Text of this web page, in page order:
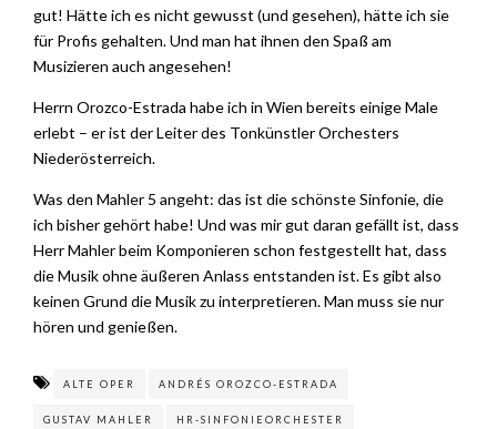
gut! Hätte ich es nicht gewusst (und gesehen), hätte ich sie
für Profis gehalten. Und man hat ihnen den Spaß am
Musizieren auch angesehen!
Herrn Orozco-Estrada habe ich in Wien bereits einige Male
erlebt – er ist der Leiter des Tonkünstler Orchesters
Niederösterreich.
Was den Mahler 5 angeht: das ist die schönste Sinfonie, die
ich bisher gehört habe! Und was mir gut daran gefällt ist, dass
Herr Mahler beim Komponieren schon festgestellt hat, dass
die Musik ohne äußeren Anlass entstanden ist. Es gibt also
keinen Grund die Musik zu interpretieren. Man muss sie nur
hören und genießen.
ALTE OPER ANDRÉS OROZCO-ESTRADA
GUSTAV MAHLER HR-SINFONIEORCHESTER